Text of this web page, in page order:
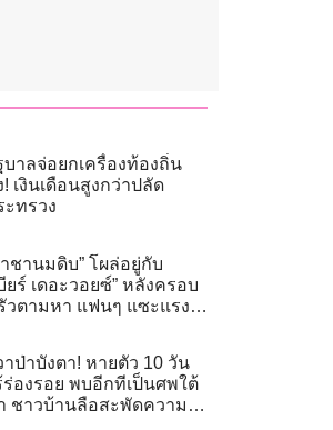
บาลจ่อยกเครื่องท้องถิ่น
! เงินเดือนสูงกว่าปลัด
ะทรวง
าชานมดิบ” โผล่อยู่กับ
บียร์ เดอะวอยซ์” หลังครอบ
วตามหา แฟนๆ แซะแรง
าป่าบังตา! หายตัว 10 วัน
ร่องรอย พบอีกทีเป็นศพใต้
ชาวบ้านลือสะพัดความ